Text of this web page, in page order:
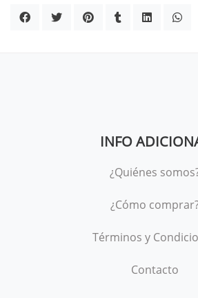
INFO
¿Quiénes
¿Cómo
Términos y
Contacto